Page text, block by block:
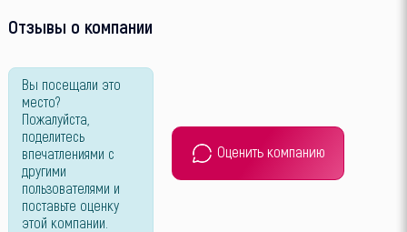
Отзывы о компании
Вы посещали это
место?
Пожалуйста,
поделитесь
впечатлениями с
другими
пользователями и
поставьте оценку
этой компании.
Оценить компанию